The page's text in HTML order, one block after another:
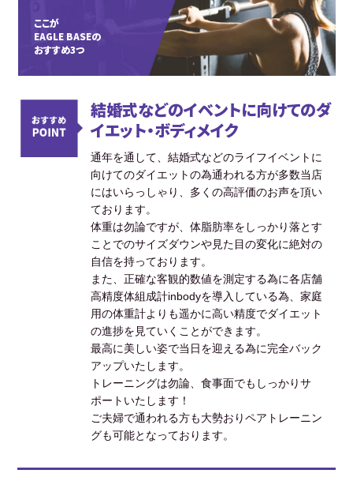
ここが
EAGLE BASEの
おすすめ3つ
結婚式などのイベントに向けてのダ
イエット・ボディメイク
通年を通して、結婚式などのライフイベントに
向けてのダイエットの為通われる方が多数当店
にはいらっしゃり、多くの高評価のお声を頂い
ております。
体重は勿論ですが、体脂肪率をしっかり落とす
ことでのサイズダウンや見た目の変化に絶対の
自信を持っております。
また、正確な客観的数値を測定する為に各店舗
高精度体組成計inbodyを導入している為、家庭
用の体重計よりも遥かに高い精度でダイエット
の進捗を見ていくことができます。
最高に美しい姿で当日を迎える為に完全バック
アップいたします。
トレーニングは勿論、食事面でもしっかりサ
ポートいたします！
ご夫婦で通われる方も大勢おりペアトレーニン
グも可能となっております。